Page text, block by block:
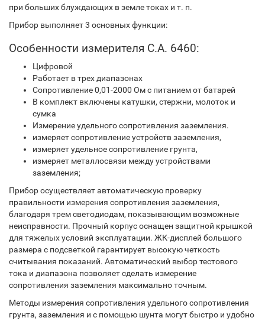
при больших блуждающих в земле токах и т. п.
Прибор выполняет 3 основных функции:
Особенности измерителя C.A. 6460:
Цифровой
Работает в трех диапазонах
Сопротивление 0,01-2000 Ом с питанием от батарей
В комплект включены катушки, стержни, молоток и
сумка
Измерение удельного сопротивления заземления.
измеряет сопротивление устройств заземления,
измеряет удельное сопротивление грунта,
измеряет металлосвязи между устройствами
заземления;
Прибор осуществляет автоматическую проверку
правильности измерения сопротивления заземления,
благодаря трем светодиодам, показывающим возможные
неисправности. Прочный корпус оснащен защитной крышкой
для тяжелых условий эксплуатации. ЖК-дисплей большого
размера с подсветкой гарантирует высокую четкость
считывания показаний. Автоматический выбор тестового
тока и диапазона позволяет сделать измерение
сопротивления заземления максимально точным.
Методы измерения сопротивления удельного сопротивления
грунта, заземления и с помощью шунта могут быстро и удобно